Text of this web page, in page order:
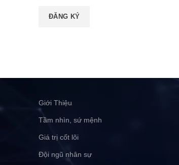
Giới Thiệu
Tầm nhìn, sứ mệnh
Giá trị cốt lõi
Đội ngũ nhân sự